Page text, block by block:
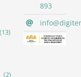
(13)
(2)
893